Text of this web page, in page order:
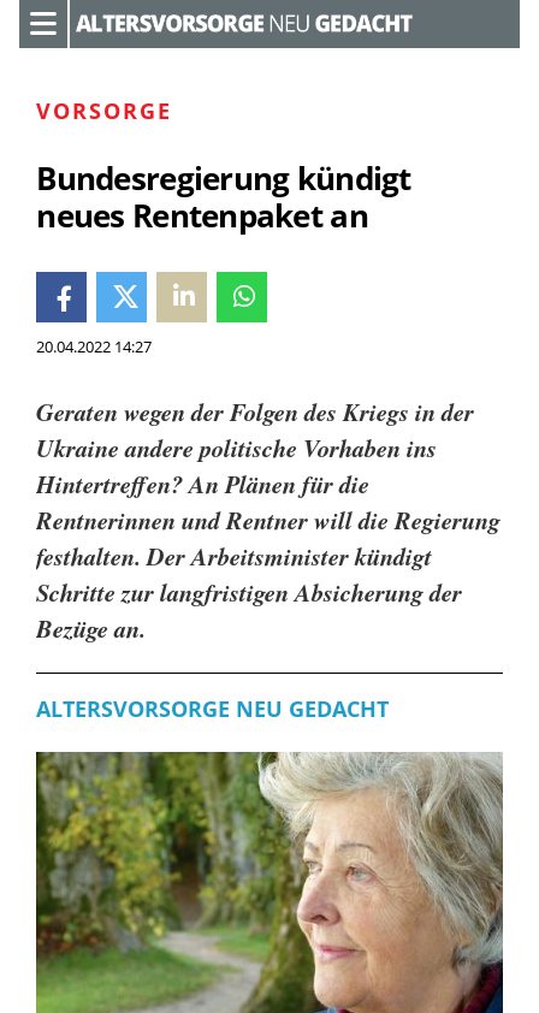
VORSORGE
Bundesregierung kündigt
neues Rentenpaket an
20.04.2022 14:27
Geraten wegen der Folgen des Kriegs in der
Ukraine andere politische Vorhaben ins
Hintertreffen? An Plänen für die
Rentnerinnen und Rentner will die Regierung
festhalten. Der Arbeitsminister kündigt
Schritte zur langfristigen Absicherung der
Bezüge an.
ALTERSVORSORGE NEU GEDACHT